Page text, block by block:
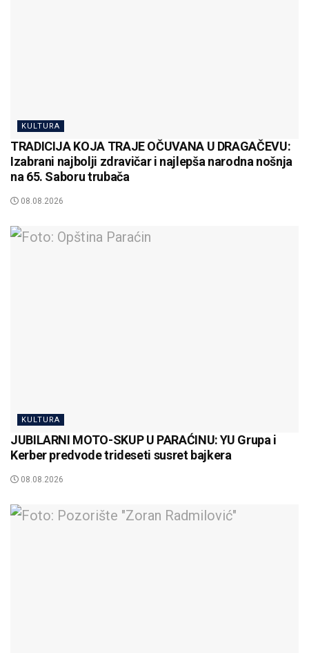
KULTURA
TRADICIJA KOJA TRAJE OČUVANA U DRAGAČEVU:
Izabrani najbolji zdravičar i najlepša narodna nošnja
na 65. Saboru trubača
08.08.2026
KULTURA
JUBILARNI MOTO-SKUP U PARAĆINU: YU Grupa i
Kerber predvode trideseti susret bajkera
08.08.2026